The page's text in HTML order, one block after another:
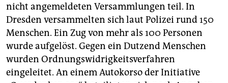
nicht angemeldeten Versammlungen teil. In
Dresden versammelten sich laut Polizei rund 150
Menschen. Ein Zug von mehr als 100 Personen
wurde aufgelöst. Gegen ein Dutzend Menschen
wurden Ordnungswidrigkeitsverfahren
eingeleitet. An einem Autokorso der Initiative